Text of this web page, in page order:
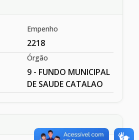
Empenho
2218
Órgão
9 - FUNDO MUNICIPAL
DE SAUDE CATALAO